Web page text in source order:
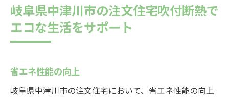
岐阜県中津川市の注文住宅吹付断熱で
エコな生活をサポート
省エネ性能の向上
岐阜県中津川市の注文住宅において、省エネ性能の向上